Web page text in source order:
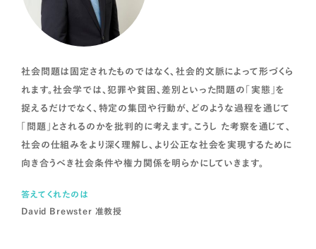
ソーシャルメディアとコミュニティデザイン
社会問題は固定されたものではなく、社会的文脈によって形づくら
れます。社会学では、犯罪や貧困、差別といった問題の「実態」を
捉えるだけでなく、特定の集団や行動が、どのような過程を通じて
「問題」とされるのかを批判的に考えます。こうし た考察を通じて、
社会の仕組みをより深く理解し、より公正な社会を実現するために
向き合うべき社会条件や権力関係を明らかにしていきます。
答えてくれたのは
David Brewster 准教授